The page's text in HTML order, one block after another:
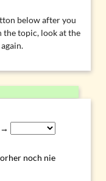
below after you
the topic, look at the
→
noch nie